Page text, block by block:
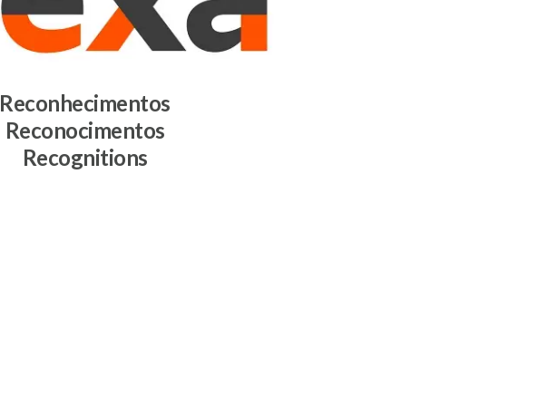
Reconhecimentos
Reconocimentos
Recognitions